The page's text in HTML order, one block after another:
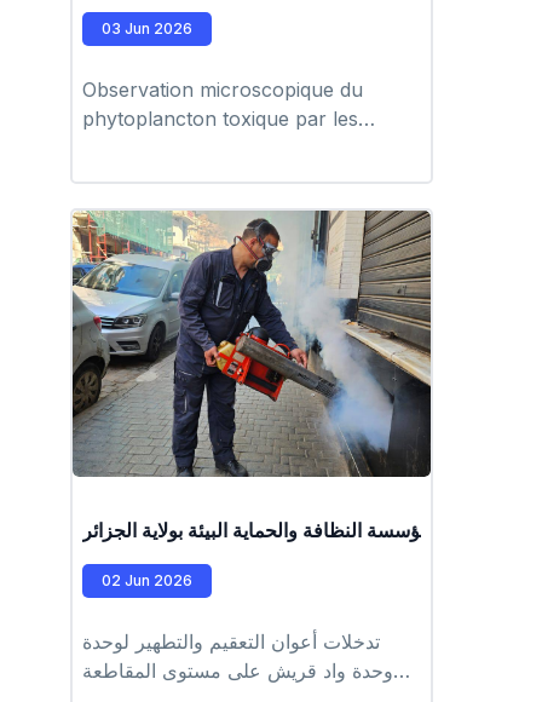
03 Jun 2026
Observation microscopique du
phytoplancton toxique par les
عمال مؤسسة النظافة والحماية البيئة بولاية الجزائر
02 Jun 2026
تدخلات أعوان التعقيم والتطهير لوحدة
وحدة واد قريش على مستوى المقاطعة